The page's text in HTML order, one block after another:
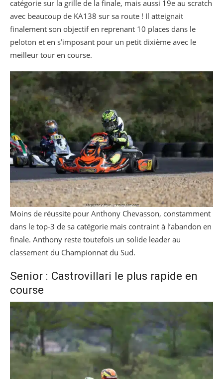
catégorie sur la grille de la finale, mais aussi 19e au scratch
avec beaucoup de KA138 sur sa route ! Il atteignait
finalement son objectif en reprenant 10 places dans le
peloton et en s’imposant pour un petit dixième avec le
meilleur tour en course.
Moins de réussite pour Anthony Chevasson, constamment
dans le top-3 de sa catégorie mais contraint à l’abandon en
finale. Anthony reste toutefois un solide leader au
classement du Championnat du Sud.
Senior : Castrovillari le plus rapide en
course